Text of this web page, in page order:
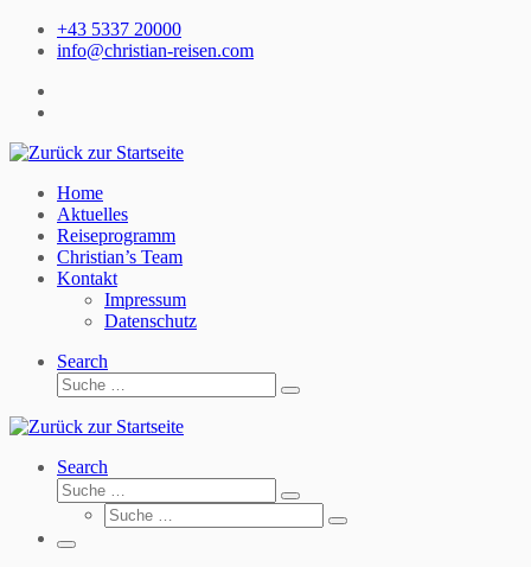
Zum
Inhalt
+43 5337 20000
info@christian-reisen.com
Home
Aktuelles
Reiseprogramm
Christian’s Team
Kontakt
Impressum
Datenschutz
Search
Suche
Suche
Search
Suche
Suche
Suche
Suche
Menü